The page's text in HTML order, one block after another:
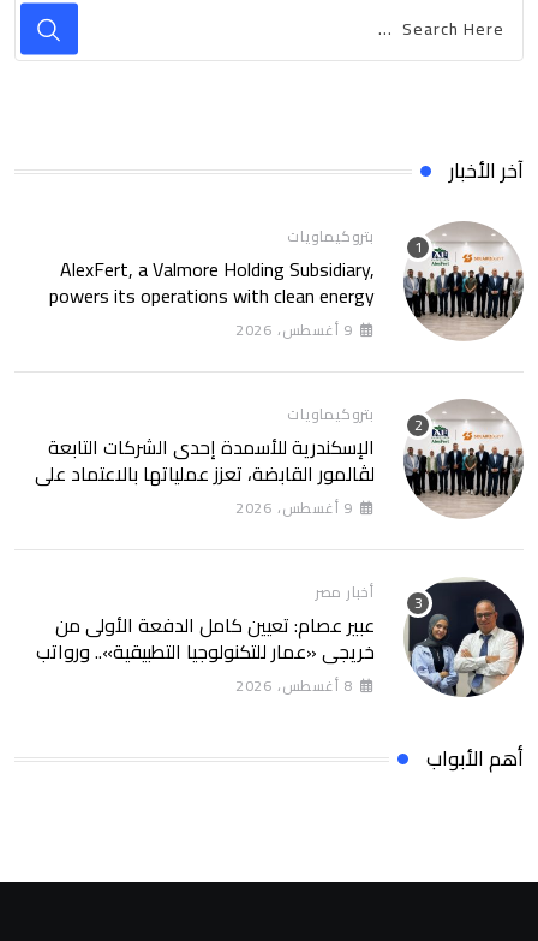
آخر الأخبار
بتروكيماويات
AlexFert, a Valmore Holding Subsidiary,
powers its operations with clean energy
through a 30-year partnership with
SolarizEgypt
9 أغسطس، 2026
بتروكيماويات
الإسكندرية للأسمدة إحدى الشركات التابعة
لڤالمور القابضة، تعزز عملياتها بالاعتماد على
مع SolarizEgypt
9 أغسطس، 2026
أخبار مصر
عبير عصام: تعيين كامل الدفعة الأولى من
خريجي «عمار للتكنولوجيا التطبيقية».. ورواتب
تصل إلى 13 ألف جنيه
8 أغسطس، 2026
أهم الأبواب